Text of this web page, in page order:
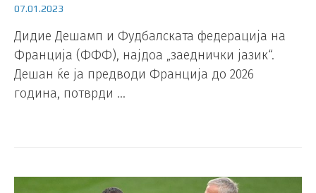
07.01.2023
Дидие Дешамп и Фудбалската федерација на
Франција (ФФФ), најдоа „заеднички јазик“.
Дешан ќе ја предводи Франција до 2026
година, потврди …